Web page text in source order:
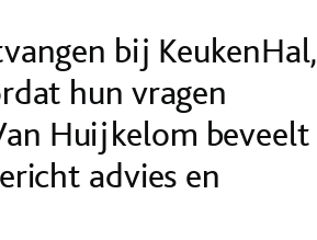
bij KeukenHal,
hun vragen
Huijkelom beveelt
advies en